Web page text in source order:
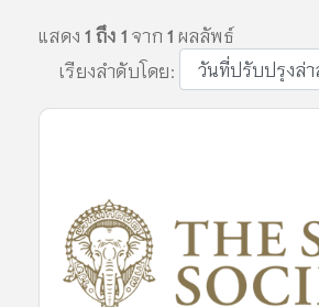
แสดง1 ถึง 1จาก1 ผลลัพธ์
เรียงลำดับโดย: